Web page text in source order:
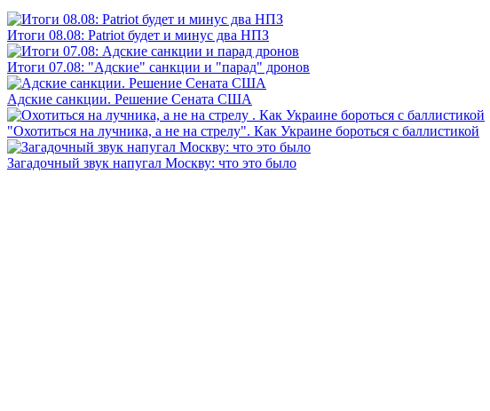
Итоги 08.08: Patriot будет и минус два НПЗ
Итоги 07.08: "Адские" санкции и "парад" дронов
Адские санкции. Решение Сената США
"Охотиться на лучника, а не на стрелу". Как Украине бороться с баллистикой
Загадочный звук напугал Москву: что это было